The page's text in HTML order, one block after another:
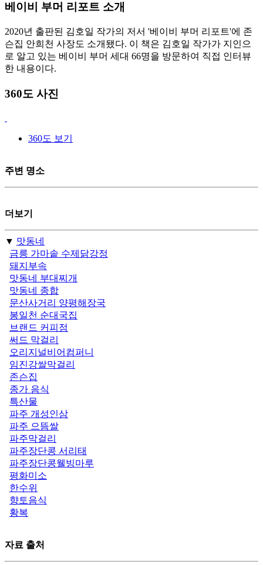
베이비 부머 리포트 소개
2020년 출판된 김호일 작가의 저서 '베이비 부머 리포트'에 존
슨집 안희천 사장도 소개됐다. 이 책은 김호일 작가가 지인으
로 알고 있는 베이비 부머 세대 66명을 방문하여 직접 인터뷰
한 내용이다.
360도 사진
360도 보기
주변 명소
더보기
▼ 맛동네
금릉 가마솥 수제닭강정
돼지부속
맛동네 부대찌개
맛동네 종합
문산사거리 양평해장국
봉일천 순대국집
브랜드 커피점
써드 막걸리
오리지널비어컴퍼니
임진강쌀막걸리
존슨집
종가 음식
특산물
파주 개성인삼
파주 으뜸쌀
파주막걸리
파주장단콩 서리태
파주장단콩웰빙마루
평화미소
한수위
향토음식
황복
자료 출처